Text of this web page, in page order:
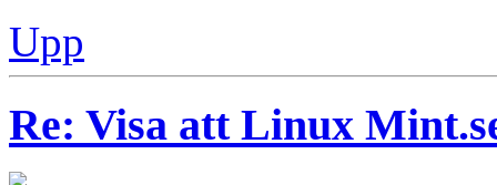
Upp
Re: Visa att Linux